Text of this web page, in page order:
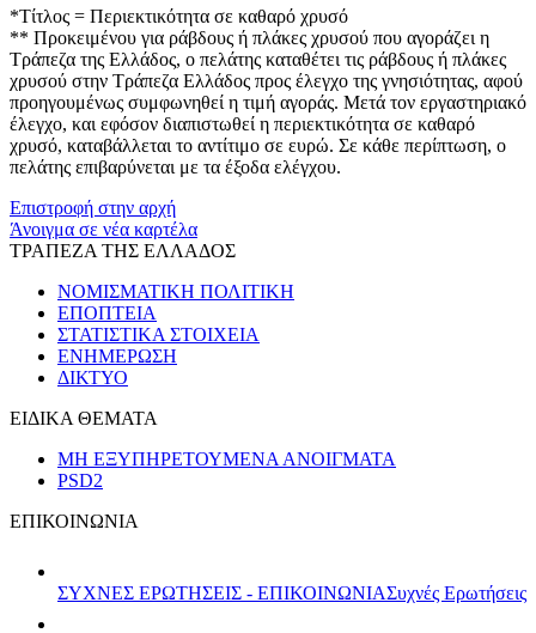
*Τίτλος = Περιεκτικότητα σε καθαρό χρυσό
** Προκειμένου για ράβδους ή πλάκες χρυσού που αγοράζει η
Τράπεζα της Ελλάδος, ο πελάτης καταθέτει τις ράβδους ή πλάκες
χρυσού στην Τράπεζα Ελλάδος προς έλεγχο της γνησιότητας, αφού
προηγουμένως συμφωνηθεί η τιμή αγοράς. Μετά τον εργαστηριακό
έλεγχο, και εφόσον διαπιστωθεί η περιεκτικότητα σε καθαρό
χρυσό, καταβάλλεται το αντίτιμο σε ευρώ. Σε κάθε περίπτωση, ο
πελάτης επιβαρύνεται με τα έξοδα ελέγχου.
Επιστροφή στην αρχή
Άνοιγμα σε νέα καρτέλα
ΤΡΑΠΕΖΑ ΤΗΣ ΕΛΛΑΔΟΣ
ΝΟΜΙΣΜΑΤΙΚΗ ΠΟΛΙΤΙΚΗ
ΕΠΟΠΤΕΙΑ
ΣΤΑΤΙΣΤΙΚΑ ΣΤΟΙΧΕΙΑ
ΕΝΗΜΕΡΩΣΗ
ΔΙΚΤΥΟ
ΕΙΔΙΚΑ ΘΕΜΑΤΑ
ΜΗ ΕΞΥΠΗΡΕΤΟΥΜΕΝΑ ΑΝΟΙΓΜΑΤΑ
PSD2
ΕΠΙΚΟΙΝΩΝΙΑ
ΣΥΧΝΕΣ ΕΡΩΤΗΣΕΙΣ - ΕΠΙΚΟΙΝΩΝΙΑΣυχνές Ερωτήσεις